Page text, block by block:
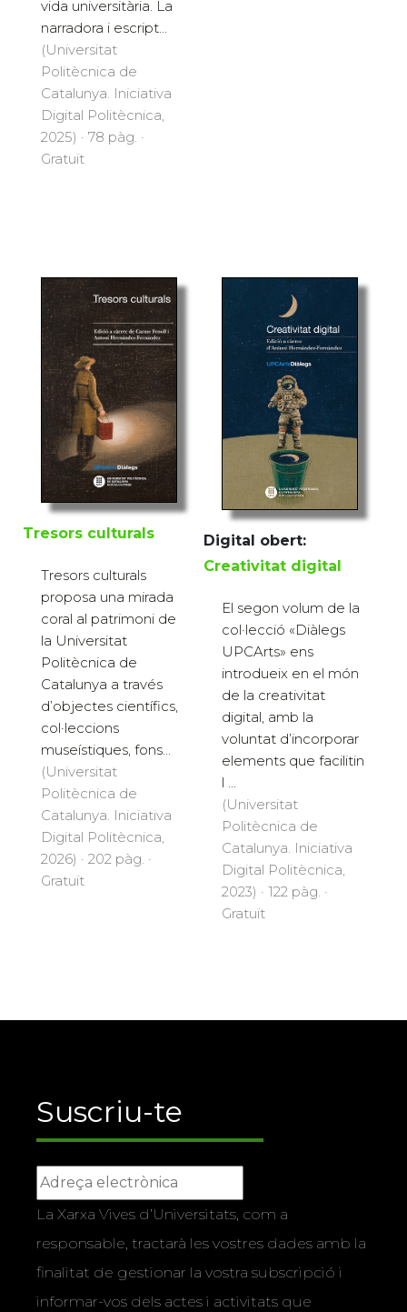
vida universitària. La
narradora i escript...
(Universitat
Politècnica de
Catalunya. Iniciativa
Digital Politècnica,
2025) · 78 pàg. ·
Gratuït
Tresors culturals
Tresors culturals
proposa una mirada
coral al patrimoni de
la Universitat
Politècnica de
Catalunya a través
d’objectes científics,
col·leccions
museístiques, fons...
(Universitat
Politècnica de
Catalunya. Iniciativa
Digital Politècnica,
2026) · 202 pàg. ·
Gratuït
Digital obert:
Creativitat digital
El segon volum de la
col·lecció «Diàlegs
UPCArts» ens
introdueix en el món
de la creativitat
digital, amb la
voluntat d’incorporar
elements que facilitin
l ...
(Universitat
Politècnica de
Catalunya. Iniciativa
Digital Politècnica,
2023) · 122 pàg. ·
Gratuït
Suscriu-te
La Xarxa Vives d’Universitats, com a
responsable, tractarà les vostres dades amb la
finalitat de gestionar la vostra subscripció i
informar-vos dels actes i activitats que